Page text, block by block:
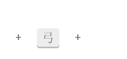
+ 弓 +